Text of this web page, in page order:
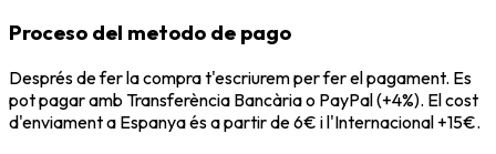
Proceso del metodo de pago
Després de fer la compra t'escriurem per fer el pagament. Es
pot pagar amb Transferència Bancària o PayPal (+4%). El cost
d'enviament a Espanya és a partir de 6€ i l'Internacional +15€.